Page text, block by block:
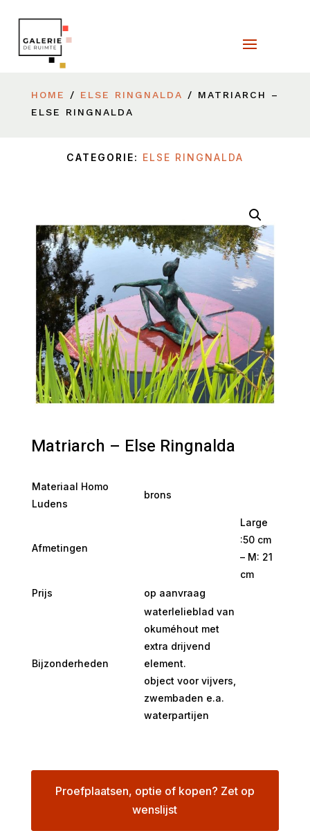
HOME / ELSE RINGNALDA
/ MATRIARCH –
ELSE RINGNALDA
CATEGORIE: ELSE RINGNALDA
Matriarch – Else Ringnalda
Materiaal Homo
Ludens
brons
Afmetingen
Large
:50 cm
– M: 21
cm
Prijs
op aanvraag
Bijzonderheden
waterlelieblad van
okuméhout met
extra drijvend
element.
object voor vijvers,
zwembaden e.a.
waterpartijen
Proefplaatsen, optie of kopen? Zet op
wenslijst